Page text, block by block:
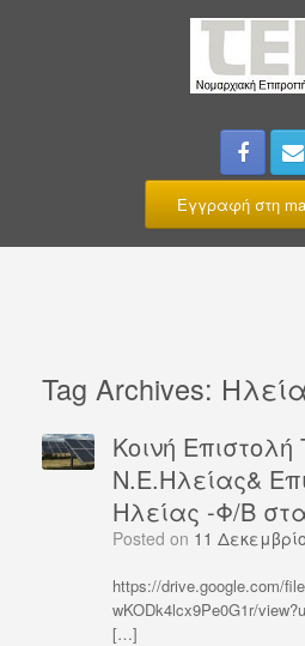
Εγγραφή στη
Tag Archives:
Κοινή Επιστολή
Ν.Ε.Ηλείας&
Ηλείας -Φ/Β
Posted on 11
https://drive.google.com/
wKODk4lcx9Pe0G1r/
[…]